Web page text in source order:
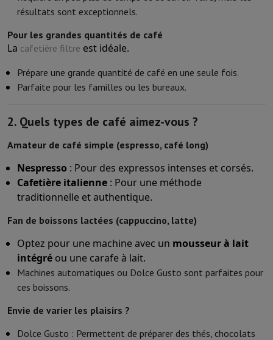
résultats sont exceptionnels.
Pour les grandes quantités de café
La cafetière filtre est idéale.
Prépare une grande quantité de café en une seule fois.
Parfaite pour les familles ou les bureaux.
2. Quels types de café aimez-vous ?
Amateur de café simple (espresso, café long)
Nespresso : Pour des expressos intenses et corsés.
Cafetière italienne : Pour une méthode
traditionnelle et authentique.
Fan de boissons lactées (cappuccino, latte)
Optez pour une machine avec un mousseur à lait
intégré ou une carafe à lait.
Machines automatiques ou Dolce Gusto sont parfaites pour
ces boissons.
Envie de varier les plaisirs ?
Dolce Gusto : Permettent de préparer des thés, chocolats